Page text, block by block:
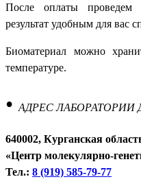
После оплаты
результат удобным для вас
Биоматериал можно
температуре.
• АДРЕС ЛАБОРАТОРИИ
640002, Курганская
«Центр молекулярно-
Тел.: 8 (919) 585-79-77